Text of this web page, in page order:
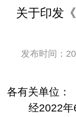
关于印发
发布时间：
各有关单位：
经2022年